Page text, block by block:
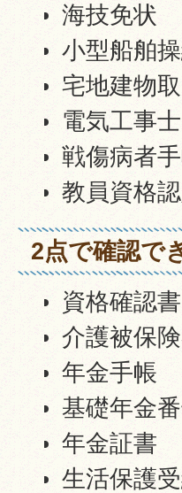
海技免状
小型船舶
宅地建物
電気工事
戦傷病者
教員資格
2点で確認で
資格確認書
介護被保
年金手帳
基礎年金
年金証書
生活保護